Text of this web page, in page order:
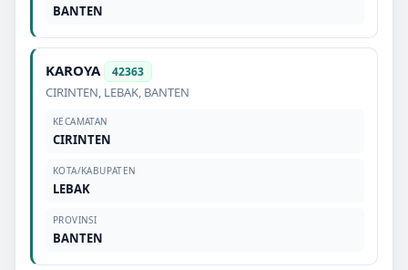
BANTEN
KAROYA 42363
CIRINTEN, LEBAK, BANTEN
KECAMATAN
CIRINTEN
KOTA/KABUPATEN
LEBAK
PROVINSI
BANTEN